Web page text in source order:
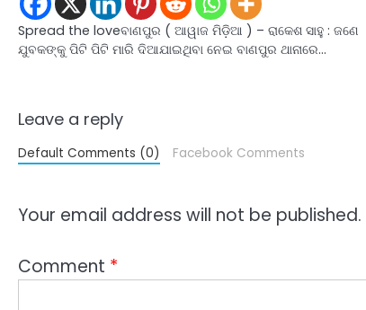
Spread the loveବାଣପୁର ( ଆୱାଜ ମିଡ଼ିଆ ) – ରାକେଶ ସାହୁ : ଜଣେ
ଯୁବକଙ୍କୁ ପିଟି ପିଟି ମାରି ଦିଆଯାଇଥିବା ନେଇ ବାଣପୁର ଥାନାରେ…
Leave a reply
Default Comments (0) Facebook Comments
Your email address will not be published.
Comment *